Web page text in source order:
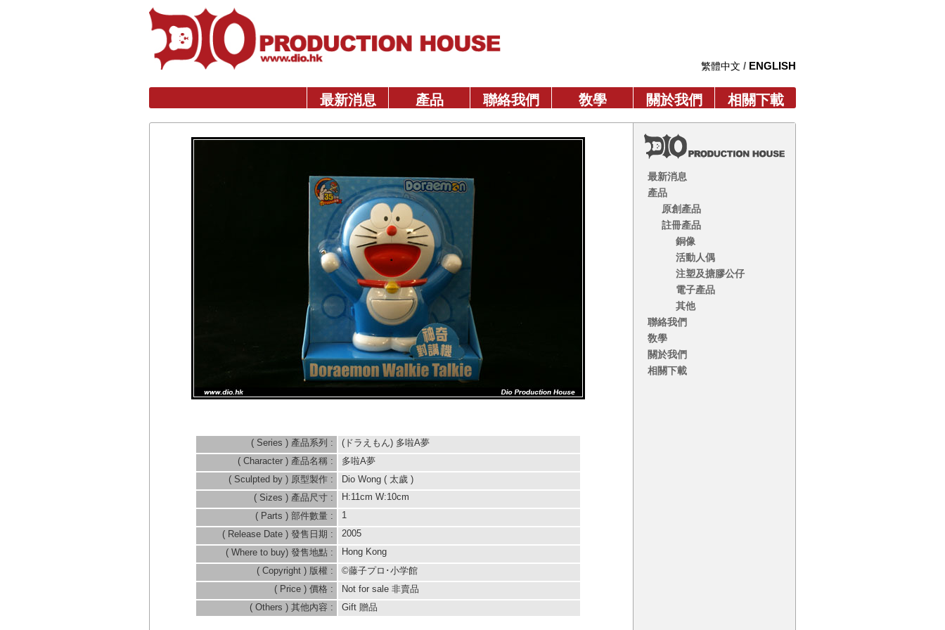
繁體中文 / ENGLISH
最新消息 產品 聯絡我們 敎學 關於我們 相關下載
( Series ) 產品系列 :
(ドラえもん) 多啦A夢
( Character ) 產品名稱 :
多啦A夢
( Sculpted by ) 原型製作 :
Dio Wong ( 太歲 )
( Sizes ) 產品尺寸 :
H:11cm W:10cm
( Parts ) 部件數量 :
1
( Release Date ) 發售日期 :
2005
( Where to buy) 發售地點 :
Hong Kong
( Copyright ) 版權 :
©藤子プロ･小学館
( Price ) 價格 :
Not for sale 非賣品
( Others ) 其他內容 :
Gift 贈品
最新消息
產品
原創產品
註冊產品
銅像
活動人偶
注塑及搪膠公仔
電子產品
其他
聯絡我們
敎學
關於我們
相關下載